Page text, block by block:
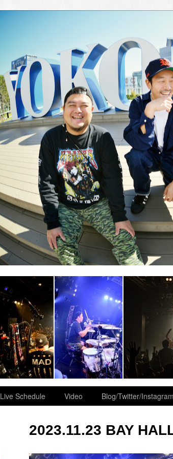
Live Schedule Video Blog/Twitter/Instagram
2023.11.23 BAY